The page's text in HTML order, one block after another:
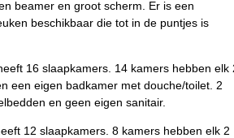
beamer en groot scherm. Er is een
beschikbaar die tot in de puntjes is
16 slaapkamers. 14 kamers hebben elk
een eigen badkamer met douche/toilet. 2
en geen eigen sanitair.
12 slaapkamers. 8 kamers hebben elk 2